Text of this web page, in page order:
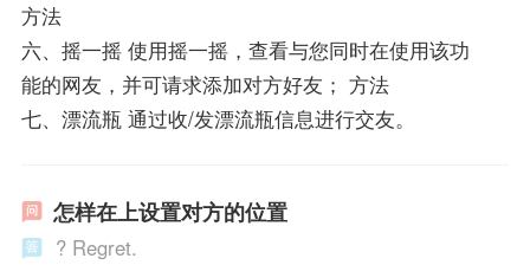
方法
六、摇一摇 使用摇一摇，查看与您同时在使用该功
能的网友，并可请求添加对方好友； 方法
七、漂流瓶 通过收/发漂流瓶信息进行交友。
怎样在上设置对方的位置
? Regret.